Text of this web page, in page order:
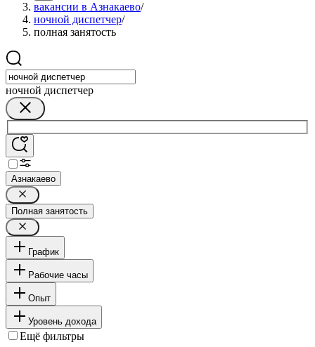
вакансии в Азнакаево/
ночной диспетчер/
полная занятость
ночной диспетчер
Азнакаево
Полная занятость
График
Рабочие часы
Опыт
Уровень дохода
Ещё фильтры